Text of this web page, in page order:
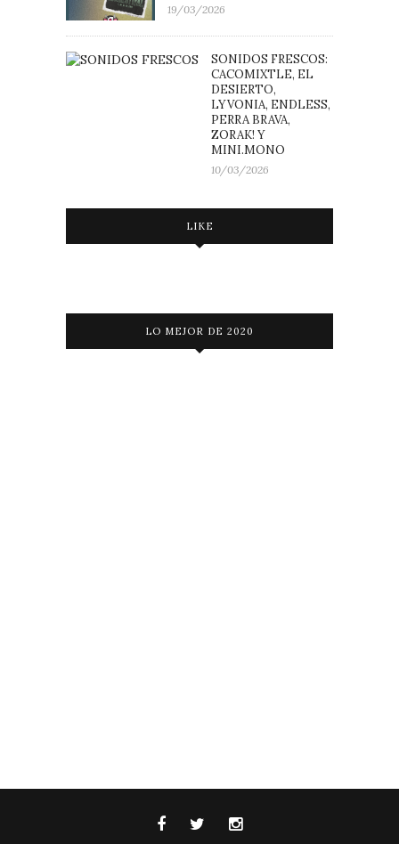
19/03/2026
SONIDOS FRESCOS:
CACOMIXTLE, EL
DESIERTO,
LYVONIA, ENDLESS,
PERRA BRAVA,
ZORAK! Y
MINI.MONO
10/03/2026
LIKE
LO MEJOR DE 2020